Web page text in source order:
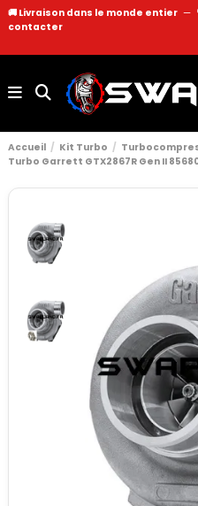
🚚 Livraison dans le monde entier —
contacter
Accueil Kit Turbo
Turbo Garrett GTX2867R Gen II